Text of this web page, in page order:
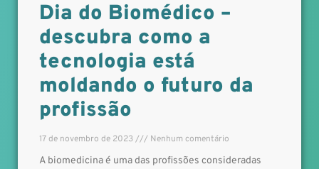
Dia do Biomédico –
descubra como a
tecnologia está
moldando o futuro da
profissão
17 de novembro de 2023 Nenhum comentário
A biomedicina é uma das profissões consideradas